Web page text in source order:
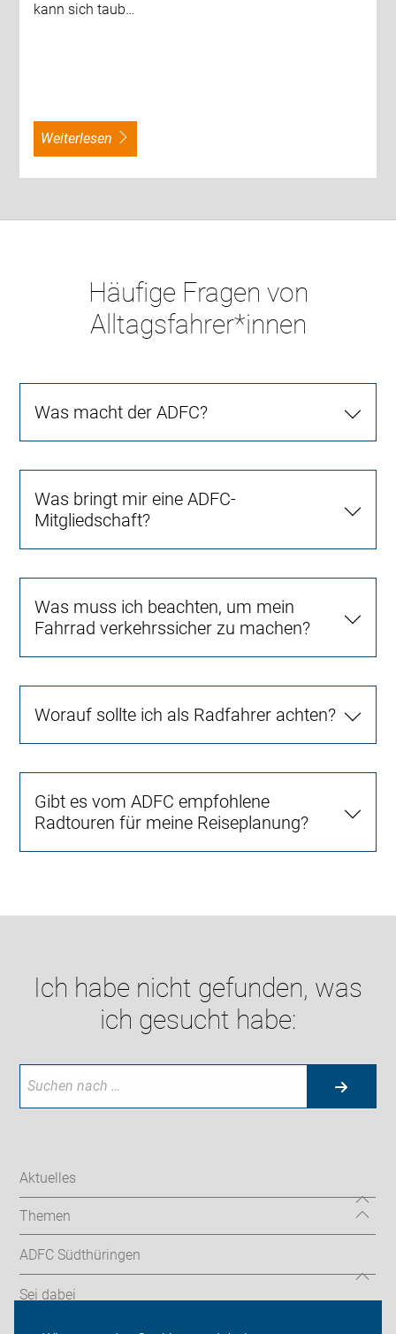
kann sich taub…
weiterlesen
Häufige Fragen von
Alltagsfahrer*innen
Was macht der ADFC?
Was bringt mir eine ADFC-
Mitgliedschaft?
Was muss ich beachten, um mein
Fahrrad verkehrssicher zu machen?
Worauf sollte ich als Radfahrer achten?
Gibt es vom ADFC empfohlene
Radtouren für meine Reiseplanung?
Ich habe nicht gefunden, was
ich gesucht habe:
Aktuelles
Themen
ADFC Südthüringen
Sei dabei